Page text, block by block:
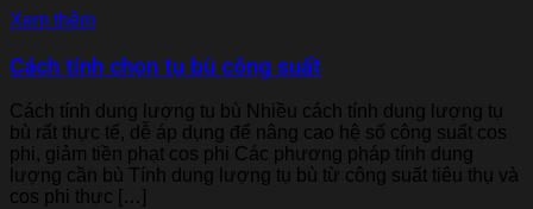
Xem thêm
Cách tính chọn tụ bù công suất
Cách tính dung lượng tụ bù Nhiều cách tính dung lượng tụ
bù rất thực tế, dễ áp dụng để nâng cao hệ số công suất cos
phi, giảm tiền phạt cos phi Các phương pháp tính dung
lượng cần bù Tính dung lượng tụ bù từ công suất tiêu thụ và
cos phi thực […]